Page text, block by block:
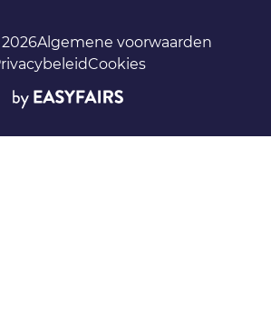
Algemene voorwaarden
Cookies